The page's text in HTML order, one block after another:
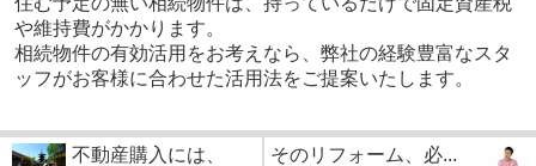
や維持費がかかります。
相続物件の有効活用をお考えなら、弊社の経験豊富なスタ
ッフがお客様に合わせた活用法をご提案いたします。
不動産購入には、
そのリフォーム、必...